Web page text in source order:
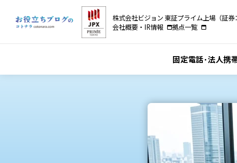
株式会社ビジョン 東証プライム上場（証券
会社概要・IR情報
拠点一覧
固定電話･法人携